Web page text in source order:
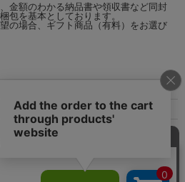
金額のわかる納品書や領収書など同封
包を基本としております。
の場合、ギフト商品（有料）をお選び